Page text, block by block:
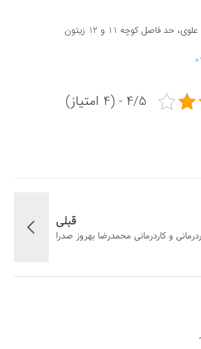
فاصل کوچه 11 و 12 زیتون
4/5 - (4 امتیاز)
قبلی
و کاردرمانی محمدرضا بهروز صدرا